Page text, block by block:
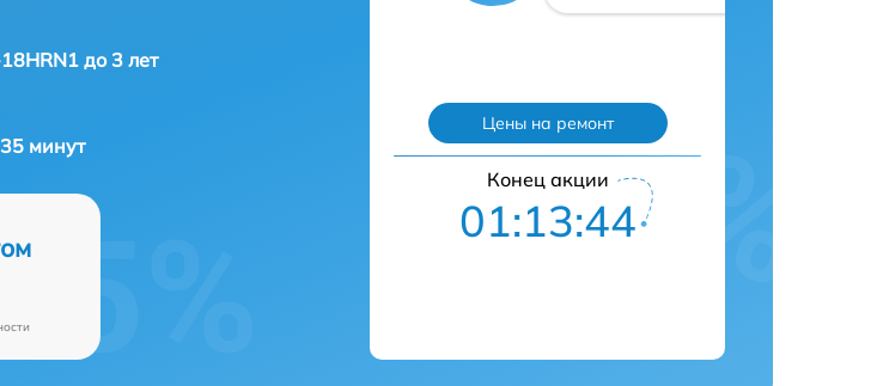
до 3 лет
минут
Цены на ремонт
Конец акции
01:13:43